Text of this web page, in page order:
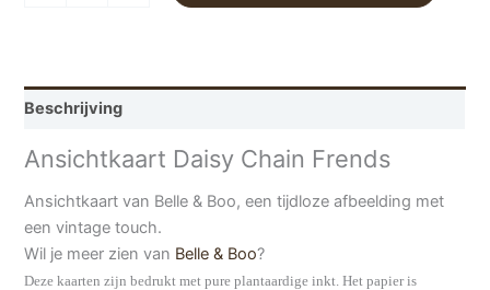
Beschrijving
Ansichtkaart Daisy Chain Frends
Ansichtkaart van Belle & Boo, een tijdloze afbeelding met
een vintage touch.
Wil je meer zien van Belle & Boo?
Deze kaarten zijn bedrukt met pure plantaardige inkt. Het papier is